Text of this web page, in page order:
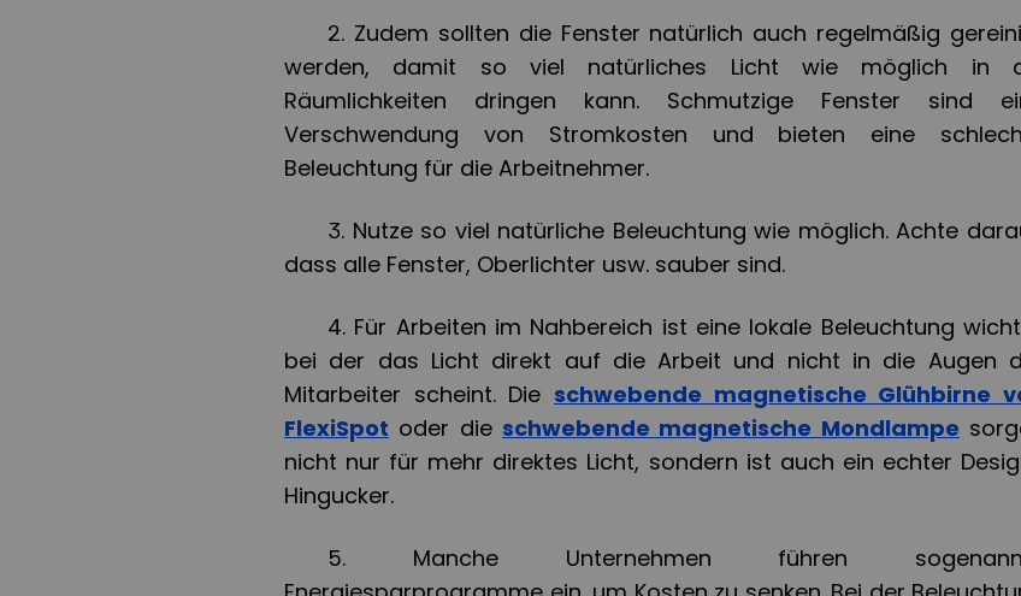
2. Zudem sollten die Fenster natürlich auch regelmäßig
werden, damit so viel natürliches Licht wie möglich in
Räumlichkeiten dringen kann. Schmutzige Fenster sind
Verschwendung von Stromkosten und bieten eine
Beleuchtung für die Arbeitnehmer.
3. Nutze so viel natürliche Beleuchtung wie möglich. Achte
dass alle Fenster, Oberlichter usw. sauber sind.
4. Für Arbeiten im Nahbereich ist eine lokale Beleuchtung
bei der das Licht direkt auf die Arbeit und nicht in die Augen
Mitarbeiter scheint. Die schwebende magnetische Glühbirne
FlexiSpot oder die schwebende magnetische Mondlampe
nicht nur für mehr direktes Licht, sondern ist auch ein echter
Hingucker.
5.
Manche Unternehmen führen